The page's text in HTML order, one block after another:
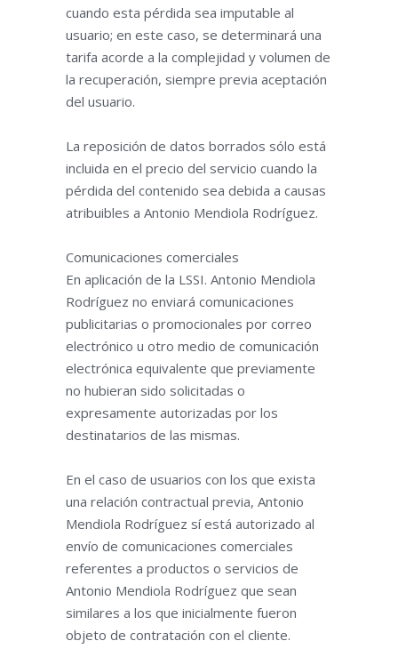
cuando esta pérdida sea imputable al
usuario; en este caso, se determinará una
tarifa acorde a la complejidad y volumen de
la recuperación, siempre previa aceptación
del usuario.
La reposición de datos borrados sólo está
incluida en el precio del servicio cuando la
pérdida del contenido sea debida a causas
atribuibles a Antonio Mendiola Rodríguez.
Comunicaciones comerciales
En aplicación de la LSSI. Antonio Mendiola
Rodríguez no enviará comunicaciones
publicitarias o promocionales por correo
electrónico u otro medio de comunicación
electrónica equivalente que previamente
no hubieran sido solicitadas o
expresamente autorizadas por los
destinatarios de las mismas.
En el caso de usuarios con los que exista
una relación contractual previa, Antonio
Mendiola Rodríguez sí está autorizado al
envío de comunicaciones comerciales
referentes a productos o servicios de
Antonio Mendiola Rodríguez que sean
similares a los que inicialmente fueron
objeto de contratación con el cliente.